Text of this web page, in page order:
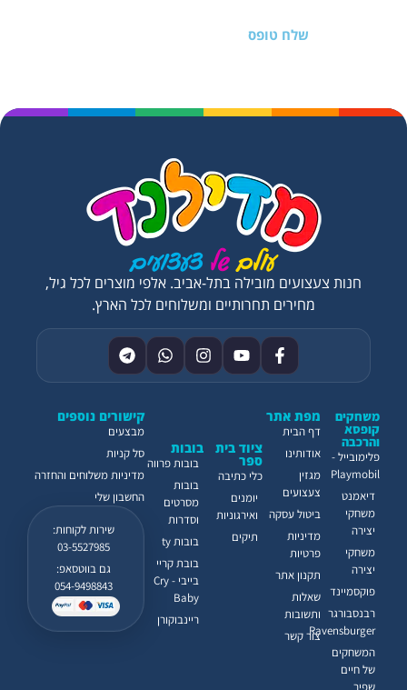
שלח טופס
קישורים נוספים
מבצעים
סל קניות
מדיניות משלוחים והחזרה
החשבון שלי
שירות לקוחות:
03-5527985
גם בווטסאפ:
054-9498843
ציוד בית
ספר
כלי כתיבה
יומנים
ואירגוניות
תיקים
בובות
בובות פרווה
בובות
מסרטים
וסדרות
בובות ty
בובת קריי
בייבי - Cry
Baby
ריינבוקורן
משחקים
קופסא
והרכבה
פלימובייל -
Playmobil
דיאמנט
משחקי
יצירה
משחקי
יצירה
פוקסמיינד
רבנסבורגר
Ravensburger
המשחקים
של חיים
שפיר
מפת אתר
דף הבית
אודותינו
מגזין
צעצועים
ביטול עסקה
מדיניות
פרטיות
תקנון אתר
שאלות
ותשובות
צור קשר
חנות צעצועים מובילה בתל-אביב. אלפי מוצרים לכל גיל,
מחירים תחרותיים ומשלוחים לכל הארץ.